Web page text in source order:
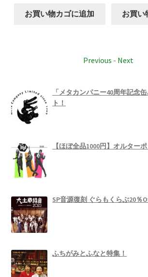
お買い物カゴに追加 お買い
Previous - Next
「メタカンパニー40周年記念
ト！
【ほぼ全品1000円】オルター
SP音源復刻 ぐらもくらぶ20％
ふちがみとふなと特集！